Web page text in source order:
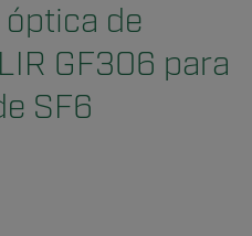
de
GF306 para
SF6